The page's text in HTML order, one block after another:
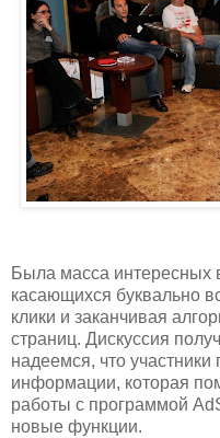
Была масса интересных
касающихся буквально
клики и заканчивая
страниц. Дискуссия
надеемся, что
информации, которая
работы с программой
новые функции.